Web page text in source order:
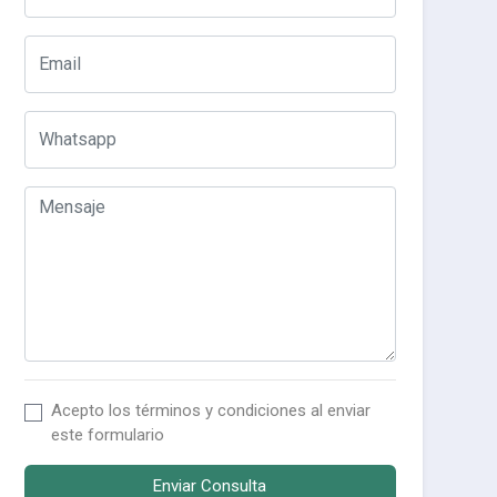
Acepto los términos y condiciones al enviar
este formulario
Enviar Consulta